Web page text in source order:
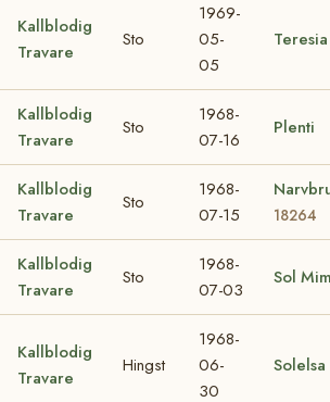
Kallblodig
Travare
Sto
1969-
05-
05
Teresia
Kallblodig
Travare
Sto
1968-
07-16
Plenti
Kallblodig
Travare
Sto
1968-
07-15
18264
Kallblodig
Travare
Sto
1968-
07-03
Sol
Kallblodig
Travare
Hingst
1968-
06-
30
Solelsa